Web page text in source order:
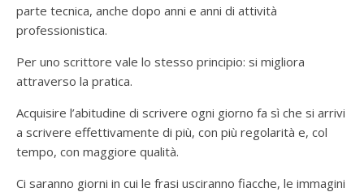
parte tecnica, anche dopo anni e anni di attività
professionistica.
Per uno scrittore vale lo stesso principio: si migliora
attraverso la pratica.
Acquisire l’abitudine di scrivere ogni giorno fa sì che si arrivi
a scrivere effettivamente di più, con più regolarità e, col
tempo, con maggiore qualità.
Ci saranno giorni in cui le frasi usciranno fiacche, le immagini